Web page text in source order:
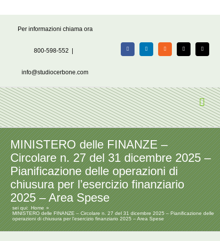
Per informazioni chiama ora
800-598-552
info@studiocerbone.com
FacebookLinkedIn Rss X Email
MINISTERO delle FINANZE –
Circolare n. 27 del 31 dicembre 2025 –
Pianificazione delle operazioni di
chiusura per l’esercizio finanziario
2025 – Area Spese
sei qui:
Home
MINISTERO delle FINANZE – Circolare n. 27 del 31 dicembre 2025 – Pianificazione delle
operazioni di chiusura per l’esercizio finanziario 2025 – Area Spese